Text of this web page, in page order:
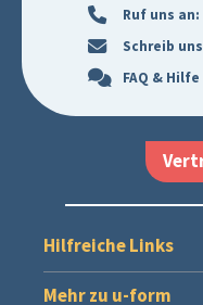
Ruf uns an:
Schreib
FAQ & Hilfe
Hilfreiche Links
Mehr zu u-form